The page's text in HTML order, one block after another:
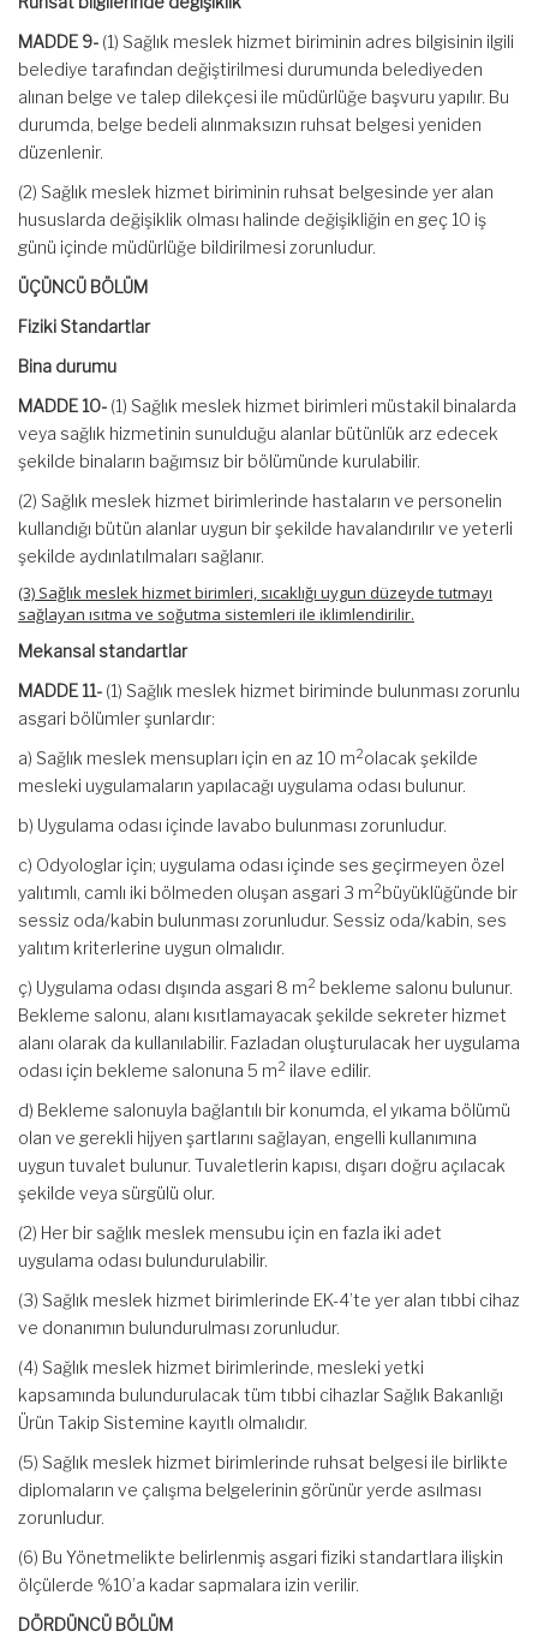
MADDE 9- (1) Sağlık meslek hizmet biriminin adres bilgisinin ilgili
belediye tarafından değiştirilmesi durumunda belediyeden
alınan belge ve talep dilekçesi ile müdürlüğe başvuru yapılır. Bu
durumda, belge bedeli alınmaksızın ruhsat belgesi yeniden
düzenlenir.
(2) Sağlık meslek hizmet biriminin ruhsat belgesinde yer alan
hususlarda değişiklik olması halinde değişikliğin en geç 10 iş
günü içinde müdürlüğe bildirilmesi zorunludur.
ÜÇÜNCÜ BÖLÜM
Fiziki Standartlar
Bina durumu
MADDE 10- (1) Sağlık meslek hizmet birimleri müstakil binalarda
veya sağlık hizmetinin sunulduğu alanlar bütünlük arz edecek
şekilde binaların bağımsız bir bölümünde kurulabilir.
(2) Sağlık meslek hizmet birimlerinde hastaların ve personelin
kullandığı bütün alanlar uygun bir şekilde havalandırılır ve yeterli
şekilde aydınlatılmaları sağlanır.
(3) Sağlık meslek hizmet birimleri, sıcaklığı uygun düzeyde tutmayı
sağlayan ısıtma ve soğutma sistemleri ile iklimlendirilir.
Mekansal standartlar
MADDE 11- (1) Sağlık meslek hizmet biriminde bulunması zorunlu
asgari bölümler şunlardır:
a) Sağlık meslek mensupları için en az 10 m2olacak şekilde
mesleki uygulamaların yapılacağı uygulama odası bulunur.
b) Uygulama odası içinde lavabo bulunması zorunludur.
c) Odyologlar için; uygulama odası içinde ses geçirmeyen özel
yalıtımlı, camlı iki bölmeden oluşan asgari 3 m2büyüklüğünde bir
sessiz oda/kabin bulunması zorunludur. Sessiz oda/kabin, ses
yalıtım kriterlerine uygun olmalıdır.
ç) Uygulama odası dışında asgari 8 m2 bekleme salonu bulunur.
Bekleme salonu, alanı kısıtlamayacak şekilde sekreter hizmet
alanı olarak da kullanılabilir. Fazladan oluşturulacak her uygulama
odası için bekleme salonuna 5 m2 ilave edilir.
d) Bekleme salonuyla bağlantılı bir konumda, el yıkama bölümü
olan ve gerekli hijyen şartlarını sağlayan, engelli kullanımına
uygun tuvalet bulunur. Tuvaletlerin kapısı, dışarı doğru açılacak
şekilde veya sürgülü olur.
(2) Her bir sağlık meslek mensubu için en fazla iki adet
uygulama odası bulundurulabilir.
(3) Sağlık meslek hizmet birimlerinde EK-4’te yer alan tıbbi cihaz
ve donanımın bulundurulması zorunludur.
(4) Sağlık meslek hizmet birimlerinde, mesleki yetki
kapsamında bulundurulacak tüm tıbbi cihazlar Sağlık Bakanlığı
Ürün Takip Sistemine kayıtlı olmalıdır.
(5) Sağlık meslek hizmet birimlerinde ruhsat belgesi ile birlikte
diplomaların ve çalışma belgelerinin görünür yerde asılması
zorunludur.
(6) Bu Yönetmelikte belirlenmiş asgari fiziki standartlara ilişkin
ölçülerde %10’a kadar sapmalara izin verilir.
DÖRDÜNCÜ BÖLÜM